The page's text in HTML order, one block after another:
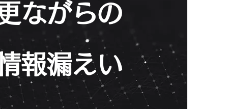
ながらの
報漏えい